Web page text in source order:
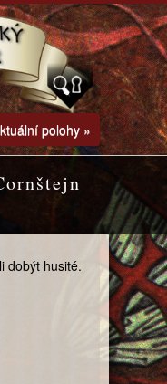
polohy »
dobýt husité.